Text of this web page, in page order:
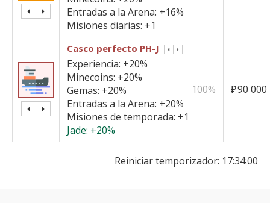
Entradas a la Arena: +16%
Misiones diarias: +1
Casco perfecto PH-J
Experiencia: +20%
Minecoins: +20%
Gemas: +20%
Entradas a la Arena: +20%
Misiones de temporada: +1
Jade: +20%
100% ₽90 000
Reiniciar temporizador: 17:34:00